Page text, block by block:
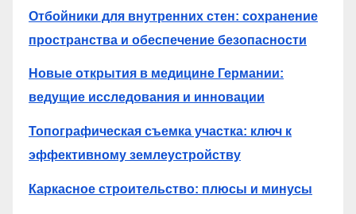
Отбойники для внутренних стен: сохранение
пространства и обеспечение безопасности
Новые открытия в медицине Германии:
ведущие исследования и инновации
Топографическая съемка участка: ключ к
эффективному землеустройству
Каркасное строительство: плюсы и минусы